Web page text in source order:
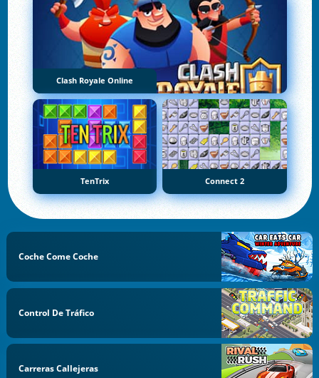
Clash Royale Online
TenTrix Connect 2
Coche Come Coche
Control De Tráfico
Carreras Callejeras